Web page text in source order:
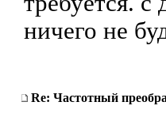
ничего не
Re: Частотный